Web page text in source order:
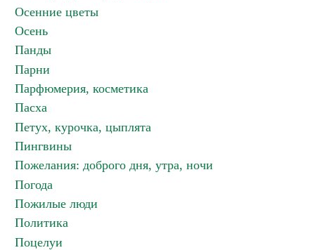
Осенние цветы
Осень
Панды
Парни
Парфюмерия, косметика
Пасха
Петух, курочка, цыплята
Пингвины
Пожелания: доброго дня, утра, ночи
Погода
Пожилые люди
Политика
Поцелуи